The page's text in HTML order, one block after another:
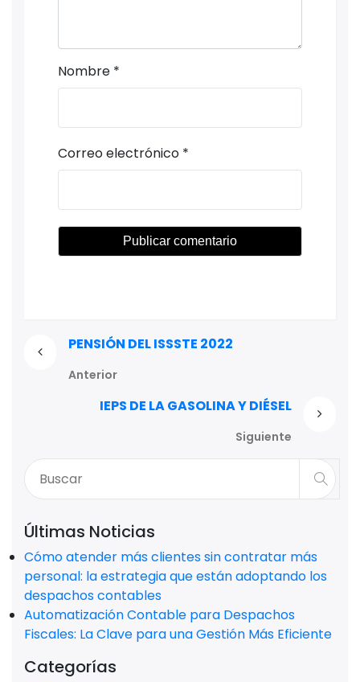
Nombre *
Correo electrónico *
PENSIÓN DEL ISSSTE 2022
Anterior
IEPS DE LA GASOLINA Y DIÉSEL
Siguiente
Últimas Noticias
Cómo atender más clientes sin contratar más
personal: la estrategia que están adoptando los
despachos contables
Automatización Contable para Despachos
Fiscales: La Clave para una Gestión Más Eficiente
Categorías